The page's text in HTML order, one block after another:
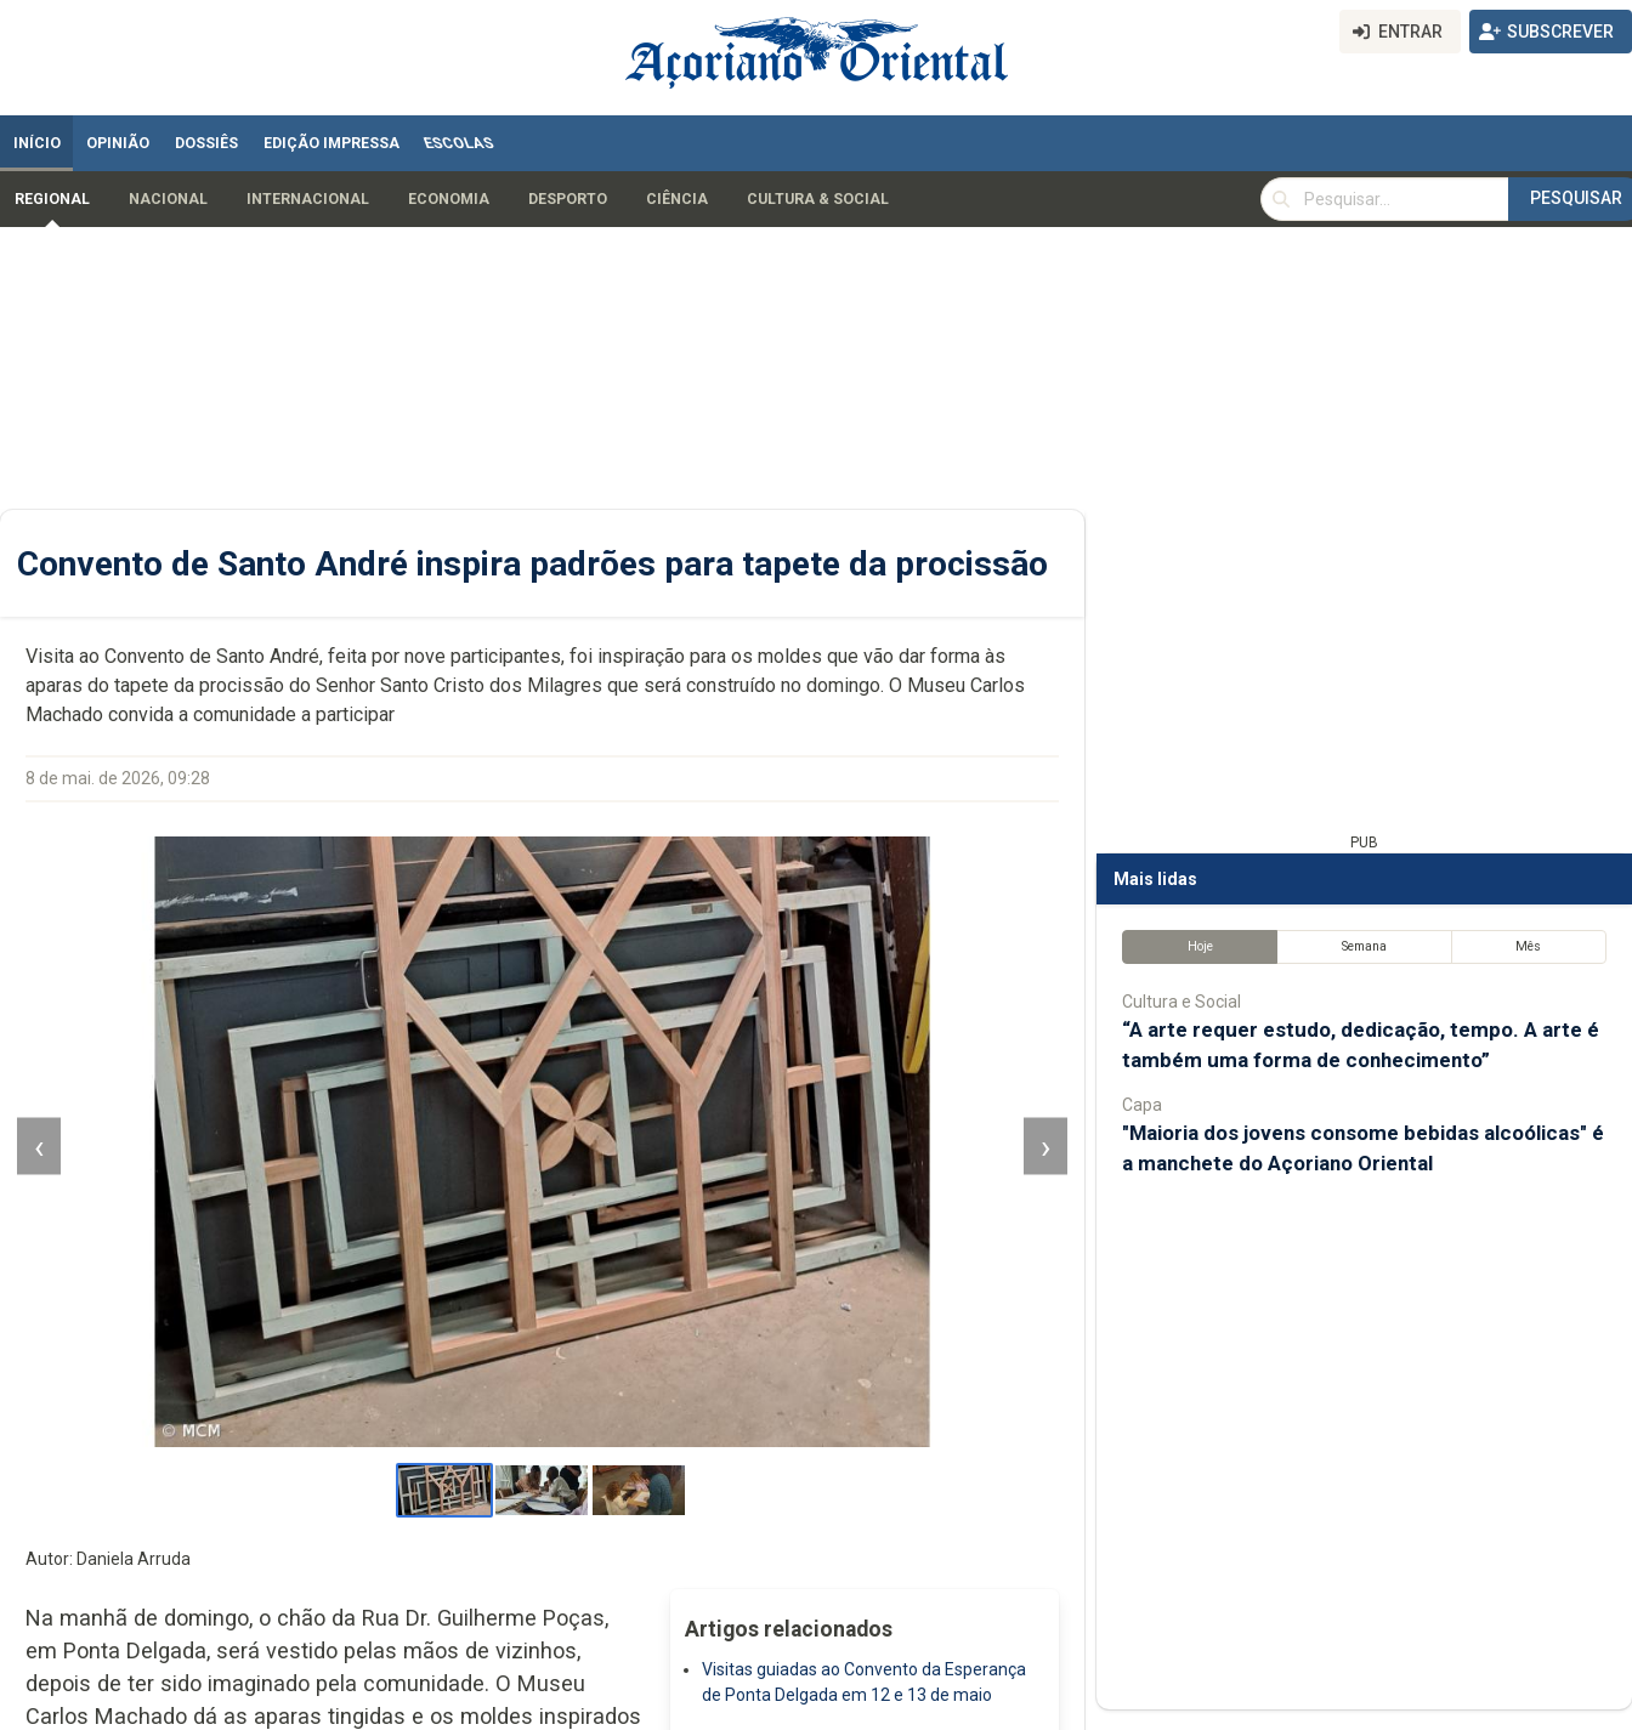
ENTRAR SUBSCREVER
INÍCIO OPINIÃO DOSSIÊS EDIÇÃO IMPRESSA ESCOLAS
REGIONAL NACIONAL INTERNACIONAL ECONOMIA DESPORTO CIÊNCIA CULTURA & SOCIAL
PESQUISAR
PESQUISAR
Convento de Santo André inspira padrões para tapete da procissão
Visita ao Convento de Santo André, feita por nove participantes, foi inspiração para os moldes que vão dar forma às
aparas do tapete da procissão do Senhor Santo Cristo dos Milagres que será construído no domingo. O Museu Carlos
Machado convida a comunidade a participar
8 de mai. de 2026, 09:28
‹ ›
Autor: Daniela Arruda
Artigos relacionados
Visitas guiadas ao Convento da Esperança
de Ponta Delgada em 12 e 13 de maio
Na manhã de domingo, o chão da Rua Dr. Guilherme Poças,
em Ponta Delgada, será vestido pelas mãos de vizinhos,
depois de ter sido imaginado pela comunidade. O Museu
Carlos Machado dá as aparas tingidas e os moldes inspirados
PUB
Mais lidas
Hoje Semana Mês
Cultura e Social
“A arte requer estudo, dedicação, tempo. A arte é
também uma forma de conhecimento”
Capa
"Maioria dos jovens consome bebidas alcoólicas" é
a manchete do Açoriano Oriental